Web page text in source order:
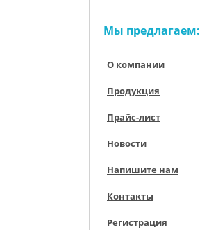
Мы предлагаем:
О компании
Продукция
Прайс-лист
Новости
Напишите нам
Контакты
Регистрация